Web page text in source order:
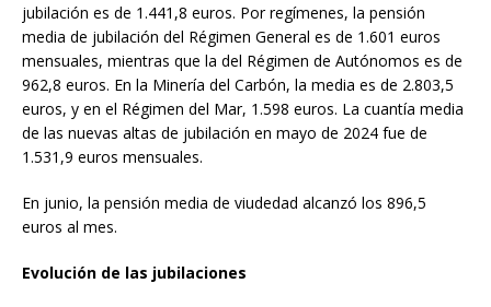
jubilación es de 1.441,8 euros. Por regímenes, la pensión
media de jubilación del Régimen General es de 1.601 euros
mensuales, mientras que la del Régimen de Autónomos es de
962,8 euros. En la Minería del Carbón, la media es de 2.803,5
euros, y en el Régimen del Mar, 1.598 euros. La cuantía media
de las nuevas altas de jubilación en mayo de 2024 fue de
1.531,9 euros mensuales.
En junio, la pensión media de viudedad alcanzó los 896,5
euros al mes.
Evolución de las jubilaciones